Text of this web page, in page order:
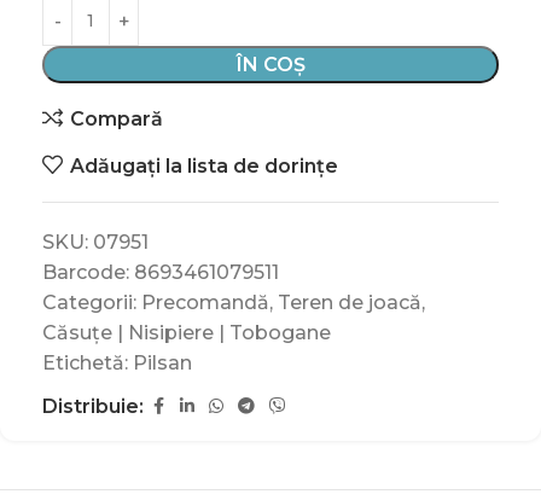
ÎN COȘ
Compară
Adăugați la lista de dorințe
SKU: 07951
Barcode: 8693461079511
Categorii: Precomandă, Teren de joacă,
Căsuțe | Nisipiere | Tobogane
Etichetă: Pilsan
Distribuie: